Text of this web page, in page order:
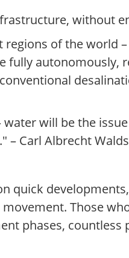
without
regions of the world
fully autonomously,
will be the
– Carl Albrecht
quick
Those
phases,